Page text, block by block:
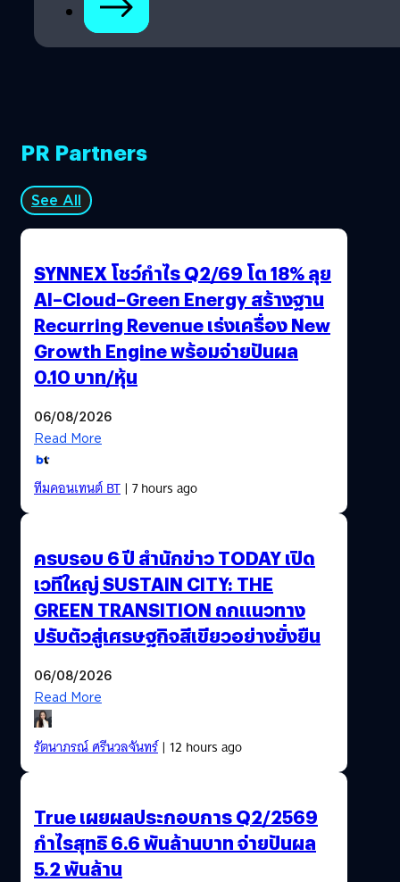
PR Partners
See All
SYNNEX โชว์กำไร Q2/69 โต 18% ลุย
AI–Cloud–Green Energy สร้างฐาน
Recurring Revenue เร่งเครื่อง New
Growth Engine พร้อมจ่ายปันผล
0.10 บาท/หุ้น
06/08/2026
Read More
ทีมคอนเทนต์ BT| 7 hours ago
ครบรอบ 6 ปี สำนักข่าว TODAY เปิด
เวทีใหญ่ SUSTAIN CITY: THE
GREEN TRANSITION ถกแนวทาง
ปรับตัวสู่เศรษฐกิจสีเขียวอย่างยั่งยืน
06/08/2026
Read More
รัตนาภรณ์ ศรีนวลจันทร์| 12 hours ago
True เผยผลประกอบการ Q2/2569
กำไรสุทธิ 6.6 พันล้านบาท จ่ายปันผล
5.2 พันล้าน